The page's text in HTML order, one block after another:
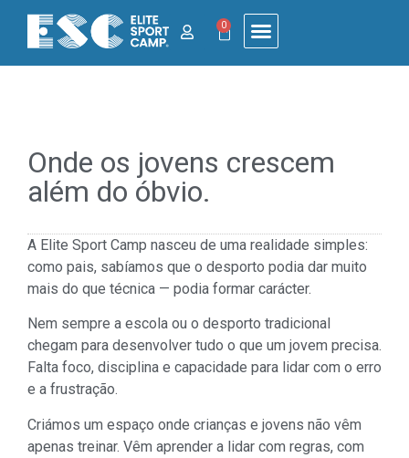
0
Onde os jovens crescem
além do óbvio.
A Elite Sport Camp nasceu de uma realidade simples:
como pais, sabíamos que o desporto podia dar muito
mais do que técnica — podia formar carácter.
Nem sempre a escola ou o desporto tradicional
chegam para desenvolver tudo o que um jovem precisa.
Falta foco, disciplina e capacidade para lidar com o erro
e a frustração.
Criámos um espaço onde crianças e jovens não vêm
apenas treinar. Vêm aprender a lidar com regras, com